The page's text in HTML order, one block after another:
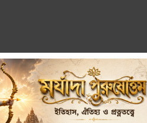
সন্দেহ নেই বেদ এককবিবাহই সমর্থন